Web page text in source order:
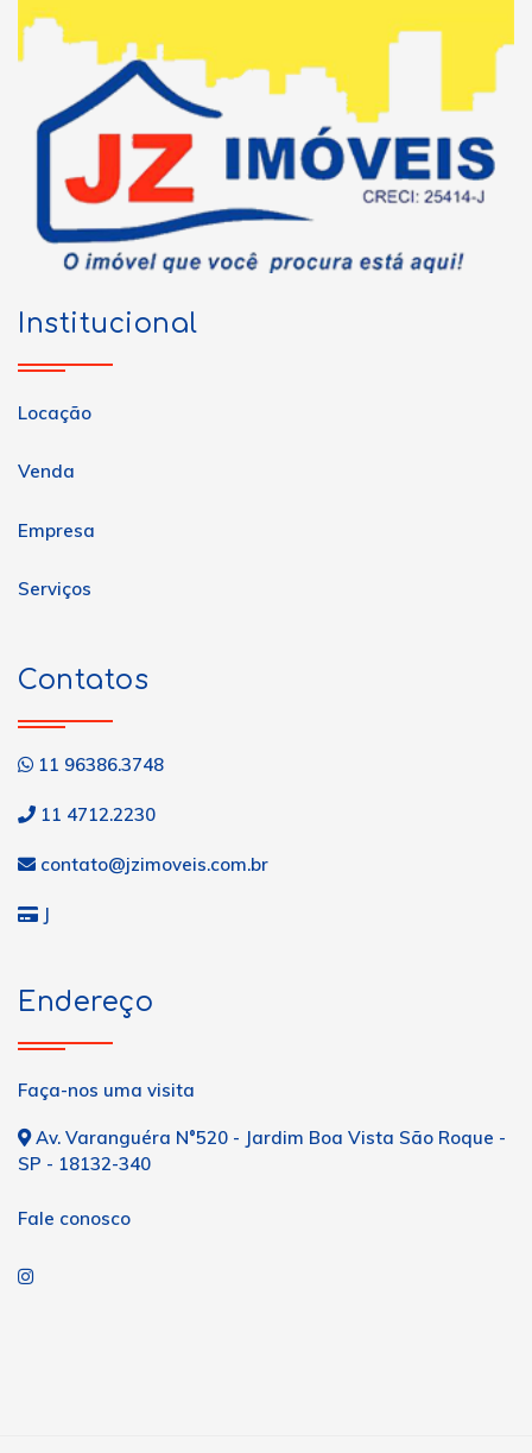
Institucional
Locação
Venda
Empresa
Serviços
Contatos
11 96386.3748
11 4712.2230
contato@jzimoveis.com.br
J
Endereço
Faça-nos uma visita
Av. Varanguéra N°520 - Jardim Boa Vista São Roque -
SP - 18132-340
Fale conosco